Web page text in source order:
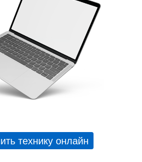
технику онлайн